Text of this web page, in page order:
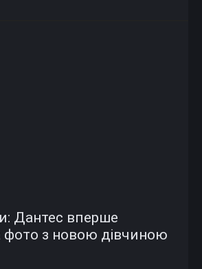
Дантес вперше
фото з новою дівчиною